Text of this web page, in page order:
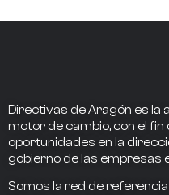
Directivas de Aragón es la
motor de cambio, con el
oportunidades en la
gobierno de las empresas
Somos la red de referencia